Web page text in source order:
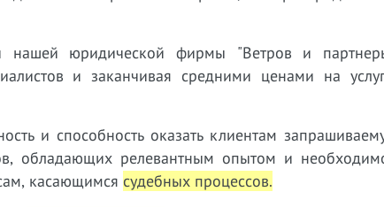
нашей юридической фирмы "Ветров и
и заканчивая средними ценами на
и способность оказать клиентам
обладающих релевантным опытом и
касающимся судебных процессов.